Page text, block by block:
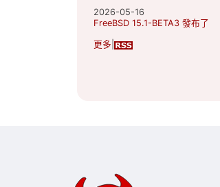
2026-05-16
FreeBSD 15.1-BETA3 發布了
更多